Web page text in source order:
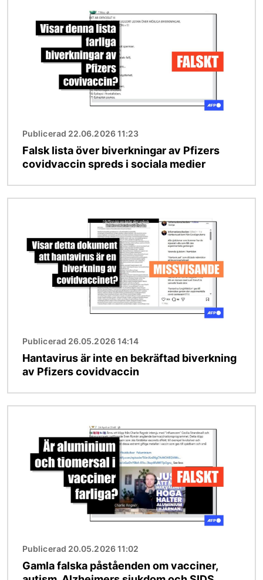
Publicerad 22.06.2026 11:23
Falsk lista över biverkningar av Pfizers
covidvaccin spreds i sociala medier
Publicerad 26.05.2026 14:14
Hantavirus är inte en bekräftad biverkning
av Pfizers covidvaccin
Publicerad 20.05.2026 11:02
Gamla falska påståenden om vacciner,